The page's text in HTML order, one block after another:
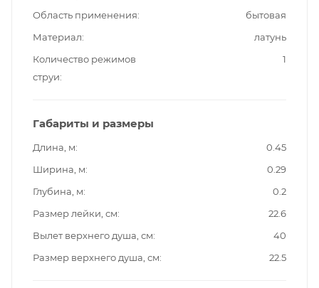
Область применения
бытовая
Материал
латунь
Количество режимов
струи
1
Габариты и размеры
Длина, м
0.45
Ширина, м
0.29
Глубина, м
0.2
Размер лейки, см
22.6
Вылет верхнего душа, см
40
Размер верхнего душа, см
22.5